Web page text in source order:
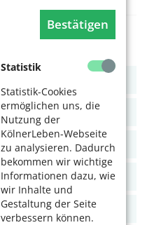
Bestätigen
Statistik
Statistik-Cookies
ermöglichen uns, die
Nutzung der
KölnerLeben-Webseite
zu analysieren. Dadurch
bekommen wir wichtige
Informationen dazu, wie
wir Inhalte und
Gestaltung der Seite
verbessern können.